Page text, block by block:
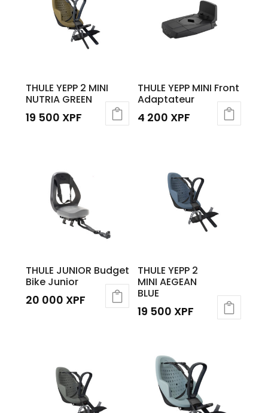
THULE YEPP 2 MINI
NUTRIA GREEN
19 500 XPF
THULE YEPP MINI Front
Adaptateur
4 200 XPF
THULE JUNIOR Budget
Bike Junior
20 000 XPF
THULE YEPP 2
MINI AEGEAN
BLUE
19 500 XPF